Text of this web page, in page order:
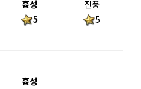
흉성
5
진풍
5
흉성